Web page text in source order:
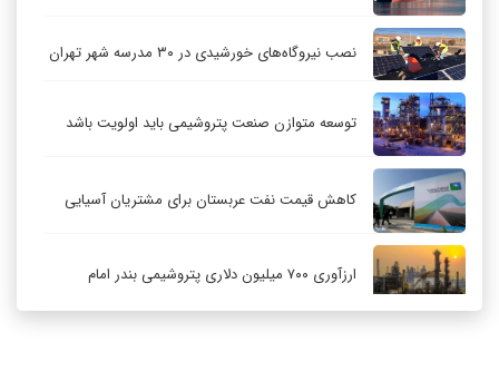
نصب نیروگاه‌های خورشیدی در ۳۰ مدرسه شهر تهران
توسعه متوازن صنعت پتروشیمی باید اولویت باشد
کاهش قیمت نفت عربستان برای مشتریان آسیایی
ارزآوری ۷۰۰ میلیون دلاری پتروشیمی بندر امام